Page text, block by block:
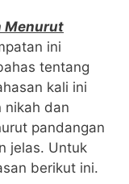
Menurut
ini
tentang
kali ini
nikah dan
pandangan
jelas. Untuk
berikut ini.